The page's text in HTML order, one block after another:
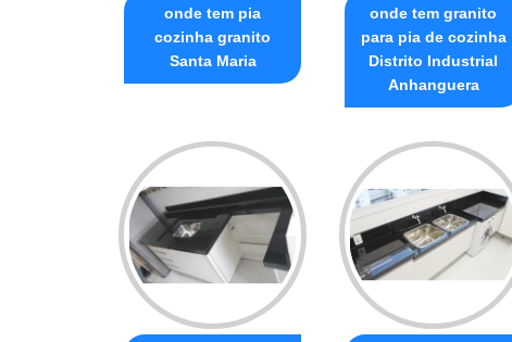
onde tem pia
cozinha granito
Santa Maria
onde tem granito
para pia de cozinha
Distrito Industrial
Anhanguera